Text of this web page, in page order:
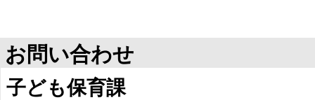
お問い合わせ
子ども保育課